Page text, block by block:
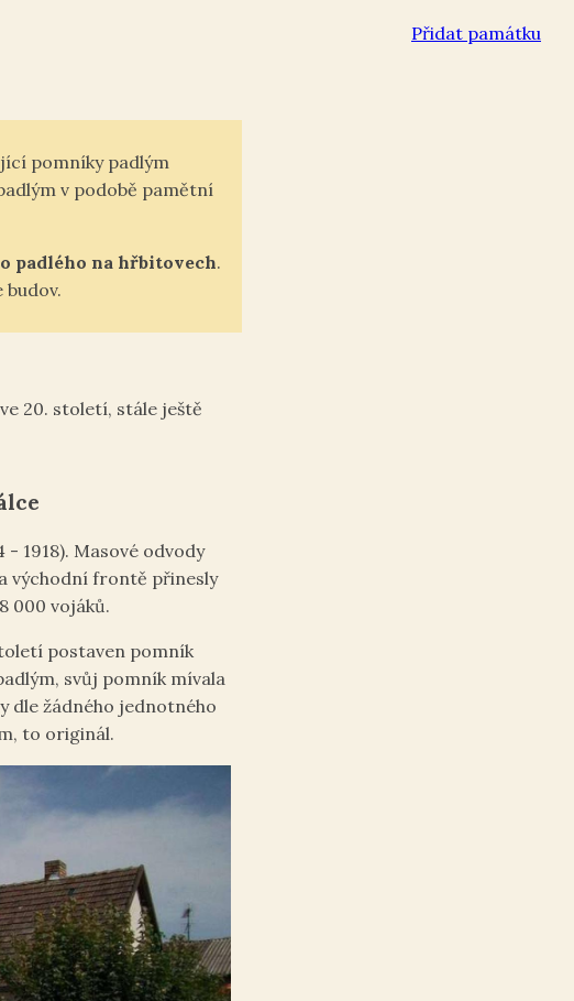
Přidat památku
pomníky padlým
v podobě pamětní
padlého na hřbitovech.
20. století, stále ještě
1918). Masové odvody
východní frontě přinesly
000 vojáků.
postaven pomník
svůj pomník mívala
dle žádného jednotného
to originál.